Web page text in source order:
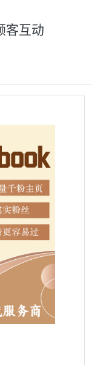
客互动